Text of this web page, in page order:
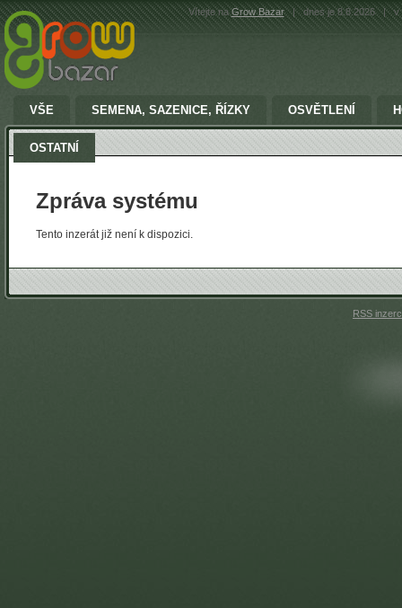
Vítejte naGrow Bazar | dnes je 8.8.2026 | v
VŠE SEMENA, SAZENICE, ŘÍZKY OSVĚTLENÍ
OSTATNÍ
Zpráva systému
Tento inzerát již není k dispozici.
RSS